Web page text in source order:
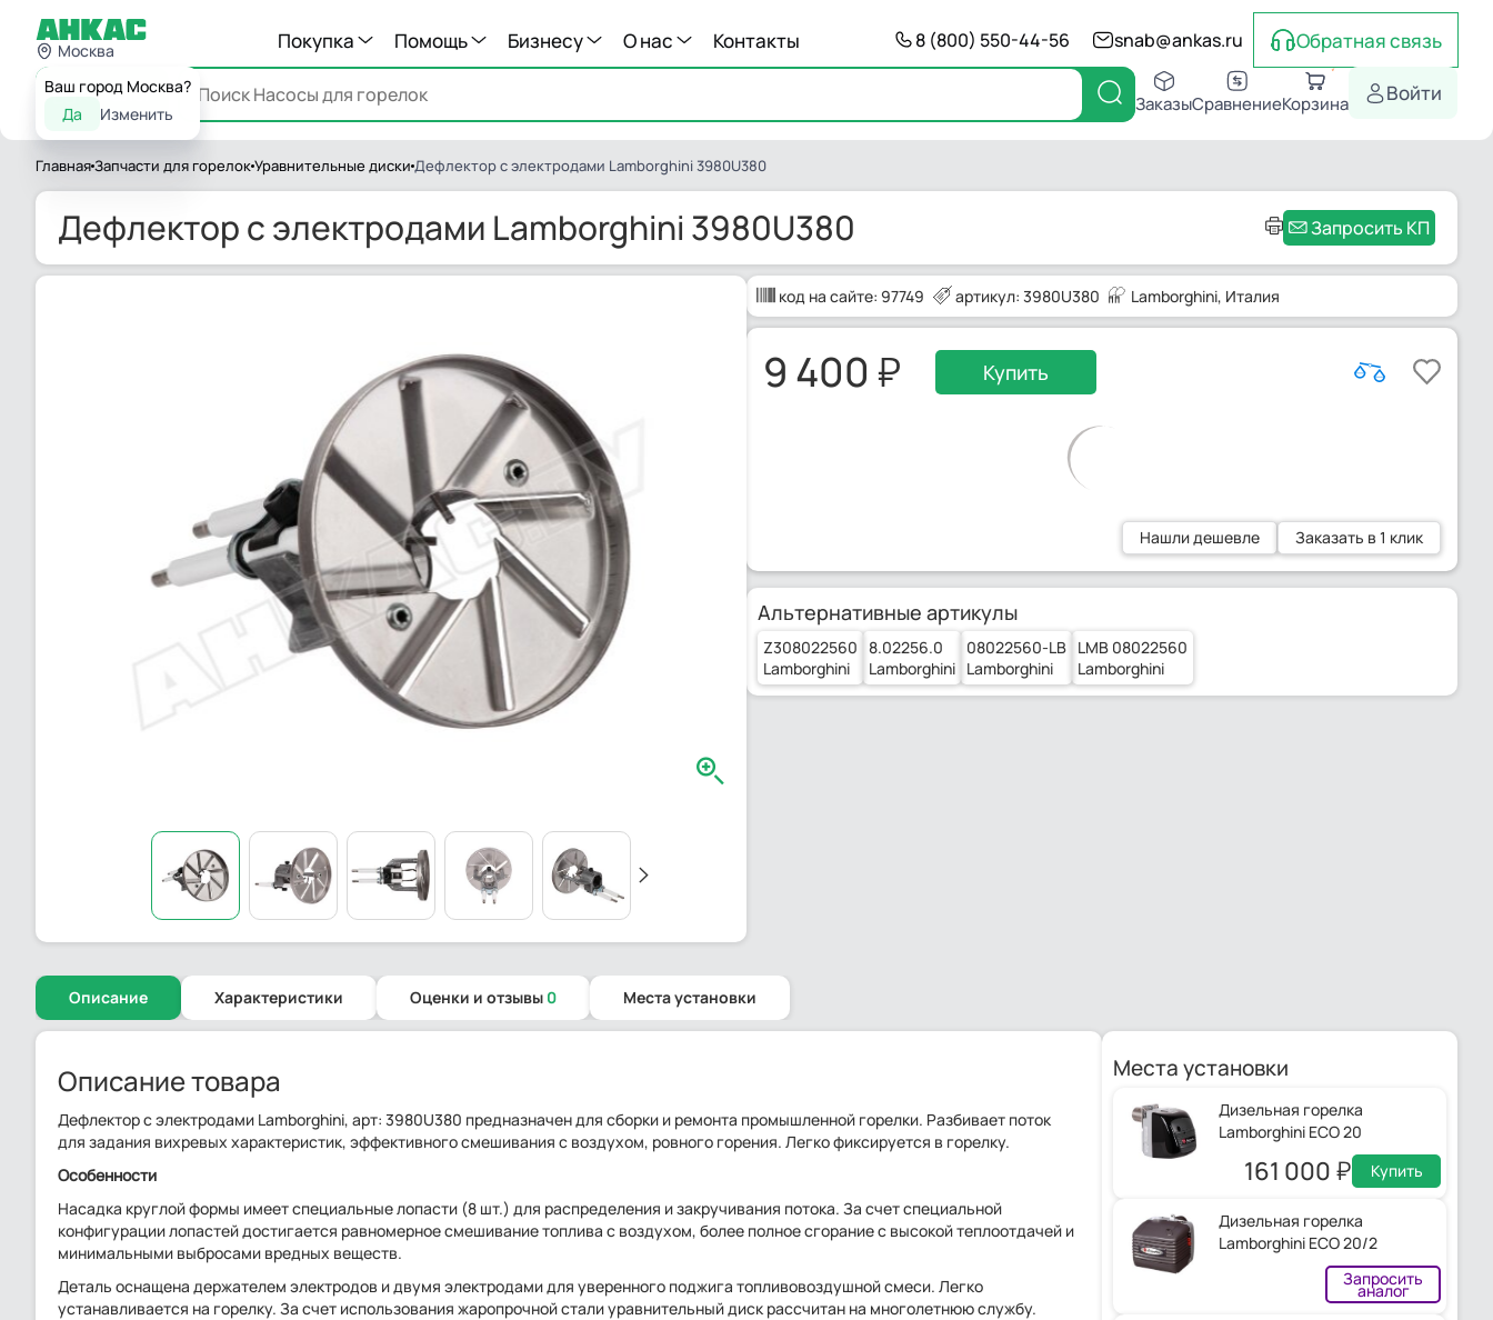
Москва
Ваш город Москва?
Да
Изменить
Покупка Помощь Бизнесу О нас Контакты 8 (800) 550-44-56 snab@ankas.ru Обратная связь
Каталог ЗаказыСравнениеКорзина Войти
ГлавнаяЗапчасти для горелокУравнительные диски Дефлектор с электродами Lamborghini 3980U380
Дефлектор с электродами Lamborghini 3980U380 Запросить КП
код на сайте: 97749 артикул: 3980U380 Lamborghini, Италия
9 400 Купить
Нашли дешевле Заказать в 1 клик
Альтернативные артикулы
Z308022560
Lamborghini
8.02256.0
Lamborghini
08022560-LB
Lamborghini
LMB 08022560
Lamborghini
Описание Характеристики Оценки и отзывы 0 Места установки
Описание товара
Дефлектор с электродами Lamborghini, арт: 3980U380 предназначен для сборки и ремонта промышленной горелки. Разбивает поток
для задания вихревых характеристик, эффективного смешивания с воздухом, ровного горения. Легко фиксируется в горелку.
Особенности
Насадка круглой формы имеет специальные лопасти (8 шт.) для распределения и закручивания потока. За счет специальной
конфигурации лопастей достигается равномерное смешивание топлива с воздухом, более полное сгорание с высокой теплоотдачей и
минимальными выбросами вредных веществ.
Деталь оснащена держателем электродов и двумя электродами для уверенного поджига топливовоздушной смеси. Легко
устанавливается на горелку. За счет использования жаропрочной стали уравнительный диск рассчитан на многолетнюю службу.
Места установки
Дизельная горелка
Lamborghini ECO 20
161 000 Купить
Дизельная горелка
Lamborghini ECO 20/2
Запросить
аналог